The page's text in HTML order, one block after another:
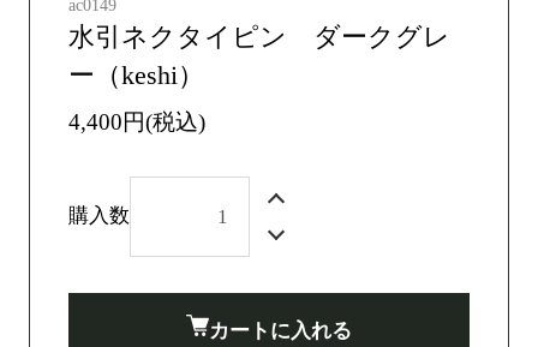
ac0149
水引ネクタイピン ダークグレ
ー（keshi）
4,400円(税込)
購入数
カートに入れる